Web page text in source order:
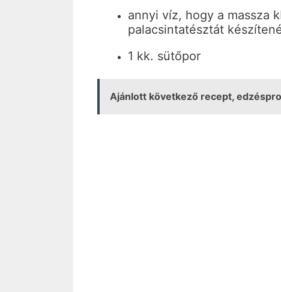
annyi víz, hogy a massza
palacsintatésztát
1 kk. sütőpor
Ajánlott következő recept,